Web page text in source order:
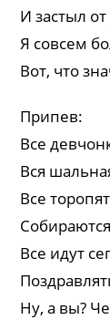
И застыл
Я совсем
Вот, что
Припев:
Все
Вся
Все
Все идут
Ну, а вы?